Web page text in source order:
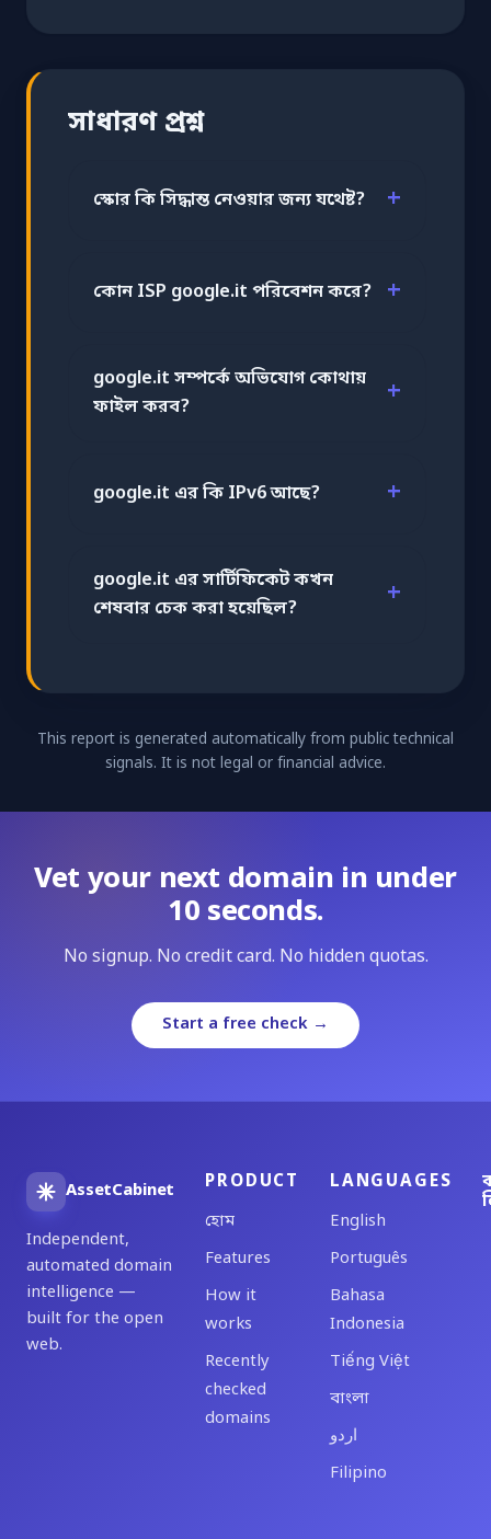
সাধারণ প্রশ্ন
স্কোর কি সিদ্ধান্ত নেওয়ার জন্য যথেষ্ট?
কোন ISP google.it পরিবেশন করে?
google.it সম্পর্কে অভিযোগ কোথায়
ফাইল করব?
google.it এর কি IPv6 আছে?
google.it এর সার্টিফিকেট কখন
শেষবার চেক করা হয়েছিল?
This report is generated automatically from public technical
signals. It is not legal or financial advice.
Vet your next domain in under
10 seconds.
No signup. No credit card. No hidden quotas.
Start a free check →
AssetCabinet
Independent,
automated domain
intelligence —
built for the open
web.
PRODUCT
হোম
Features
How it
works
Recently
checked
domains
LANGUAGES
English
Português
Bahasa
Indonesia
Tiếng Việt
বাংলা
اردو
Filipino